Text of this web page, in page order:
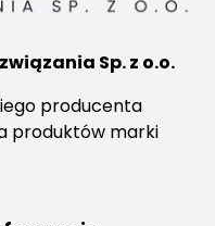
Sp. z o.o.
producenta
produktów marki